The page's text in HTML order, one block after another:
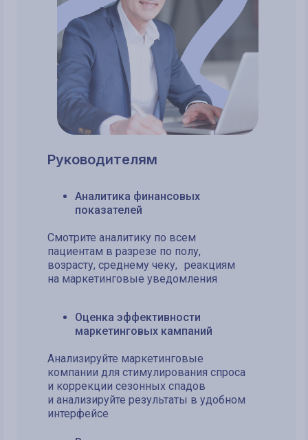
Аналитика финансовых
показателей
Смотрите аналитику по всем
пациентам в разрезе по полу,
возрасту, среднему чеку, реакциям
на маркетинговые уведомления
Оценка эффективности
маркетинговых кампаний
Анализируйте маркетинговые
компании для стимулирования спроса
и коррекции сезонных спадов
и анализируйте результаты в удобном
интерфейсе
Руководителям